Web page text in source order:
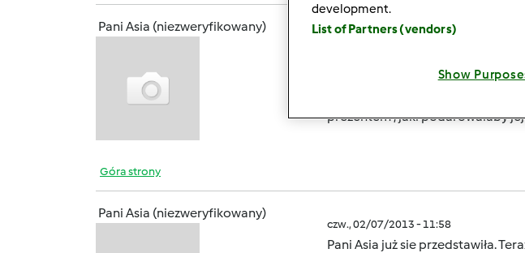
Pani Asia (niezweryfikowany)
czw., 02/07/2013 - 11:54
TM31. Pani Asia żałuje , że nie
miałaby dla swoich bliskich , dla
prezentem , jaki podarowalaby
Góra strony
Pani Asia (niezweryfikowany)
czw., 02/07/2013 - 11:58
Pani Asia już sie przedstawiła.
development.
List of Partners (vendors)
Show